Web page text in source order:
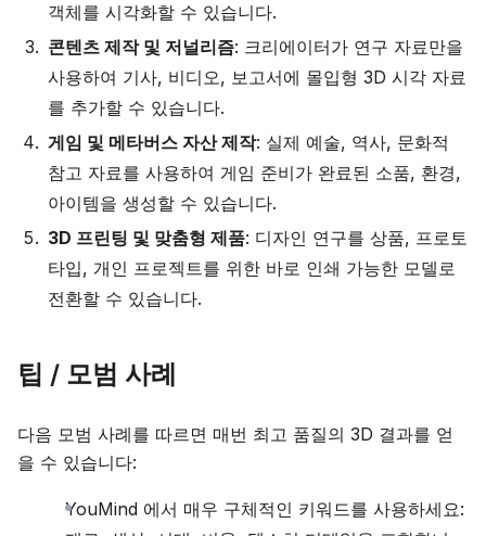
객체를 시각화할 수 있습니다.
콘텐츠 제작 및 저널리즘: 크리에이터가 연구 자료만을
사용하여 기사, 비디오, 보고서에 몰입형 3D 시각 자료
를 추가할 수 있습니다.
게임 및 메타버스 자산 제작: 실제 예술, 역사, 문화적
참고 자료를 사용하여 게임 준비가 완료된 소품, 환경,
아이템을 생성할 수 있습니다.
3D 프린팅 및 맞춤형 제품: 디자인 연구를 상품, 프로토
타입, 개인 프로젝트를 위한 바로 인쇄 가능한 모델로
전환할 수 있습니다.
팁 / 모범 사례
다음 모범 사례를 따르면 매번 최고 품질의 3D 결과를 얻
을 수 있습니다:
YouMind 에서 매우 구체적인 키워드를 사용하세요: